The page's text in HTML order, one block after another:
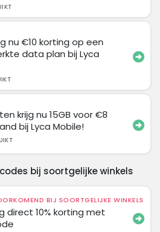
nu €10 korting op een
data plan bij Lyca
krijg nu 15GB voor €8
bij Lyca Mobile!
bij soortgelijke winkels
BIJ SOORTGELIJKE WINKELS
direct 10% korting met